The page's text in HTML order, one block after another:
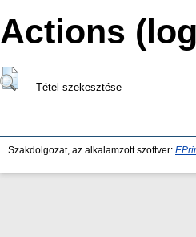
Actions
Tétel szekesztése
Szakdolgozat, az alkalamzott szoftver: